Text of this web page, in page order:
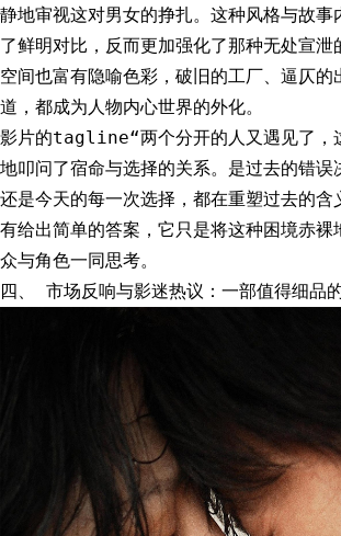
静地审视这对男女的挣扎。这种风格与故事
了鲜明对比，反而更加强化了那种无处宣泄
空间也富有隐喻色彩，破旧的工厂、逼仄的
道，都成为人物内心世界的外化。
影片的tagline“两个分开的人又遇见了，
地叩问了宿命与选择的关系。是过去的错误
还是今天的每一次选择，都在重塑过去的含
有给出简单的答案，它只是将这种困境赤裸
众与角色一同思考。
四、 市场反响与影迷热议：一部值得细品